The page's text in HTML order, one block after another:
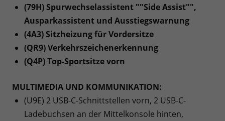
(79H) Spurwechselassistent ""Side Assist"",
Ausparkassistent und Ausstiegswarnung
(4A3) Sitzheizung für Vordersitze
(QR9) Verkehrszeichenerkennung
(Q4P) Top-Sportsitze vorn
MULTIMEDIA UND KOMMUNIKATION:
(U9E) 2 USB-C-Schnittstellen vorn, 2 USB-C-
Ladebuchsen an der Mittelkonsole hinten,